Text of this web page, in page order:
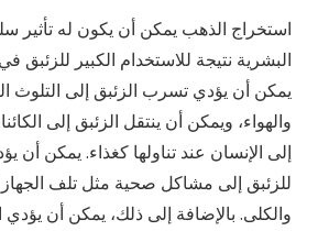
استخراج الذهب يمكن أن يكون له تأثير
البشرية نتيجة للاستخدام الكبير للزئبق
يمكن أن يؤدي تسرب الزئبق إلى التلوث
والهواء، ويمكن أن ينتقل الزئبق إلى
إلى الإنسان عند تناولها كغذاء. يمكن أن
للزئبق إلى مشاكل صحية مثل تلف الجهاز
والكلى. بالإضافة إلى ذلك، يمكن أن يؤدي